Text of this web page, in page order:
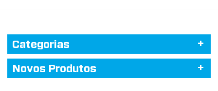
Categorias
Novos Produtos